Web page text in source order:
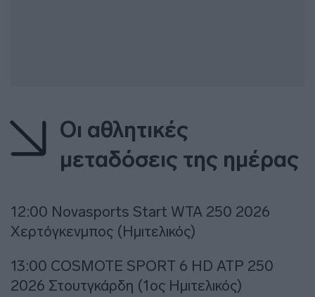
Οι αθλητικές
μεταδόσεις της ημέρας
12:00 Novasports Start WTA 250 2026
Χερτόγκενμπος (Ημιτελικός)
13:00 COSMOTE SPORT 6 HD ATP 250
2026 Στουτγκάρδη (1ος Ημιτελικός)